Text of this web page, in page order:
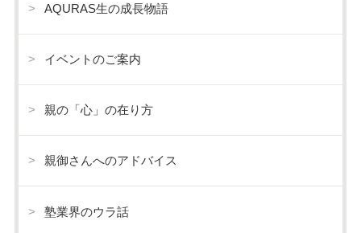
AQURAS生の成長物語
イベントのご案内
親の「心」の在り方
親御さんへのアドバイス
塾業界のウラ話